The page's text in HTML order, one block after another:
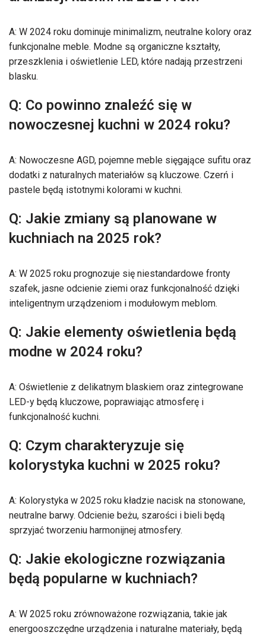
A: W 2024 roku dominuje minimalizm, neutralne kolory oraz
funkcjonalne meble. Modne są organiczne kształty,
przeszklenia i oświetlenie LED, które nadają przestrzeni
blasku.
Q: Co powinno znaleźć się w
nowoczesnej kuchni w 2024 roku?
A: Nowoczesne AGD, pojemne meble sięgające sufitu oraz
dodatki z naturalnych materiałów są kluczowe. Czerń i
pastele będą istotnymi kolorami w kuchni.
Q: Jakie zmiany są planowane w
kuchniach na 2025 rok?
A: W 2025 roku prognozuje się niestandardowe fronty
szafek, jasne odcienie ziemi oraz funkcjonalność dzięki
inteligentnym urządzeniom i modułowym meblom.
Q: Jakie elementy oświetlenia będą
modne w 2024 roku?
A: Oświetlenie z delikatnym blaskiem oraz zintegrowane
LED-y będą kluczowe, poprawiając atmosferę i
funkcjonalność kuchni.
Q: Czym charakteryzuje się
kolorystyka kuchni w 2025 roku?
A: Kolorystyka w 2025 roku kładzie nacisk na stonowane,
neutralne barwy. Odcienie beżu, szarości i bieli będą
sprzyjać tworzeniu harmonijnej atmosfery.
Q: Jakie ekologiczne rozwiązania
będą popularne w kuchniach?
A: W 2025 roku zrównoważone rozwiązania, takie jak
energooszczędne urządzenia i naturalne materiały, będą